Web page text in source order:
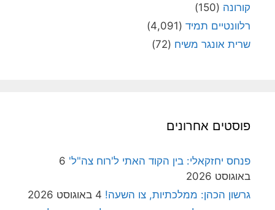
קורונה (150)
רלוונטיים תמיד (4,091)
שרית אונגר משיח (72)
פוסטים אחרונים
פנחס יחזקאלי: בין הקוד האתי ל'רוח צה"ל' 6
באוגוסט 2026
גרשון הכהן: ממלכתיות, צו השעה! 4 באוגוסט 2026